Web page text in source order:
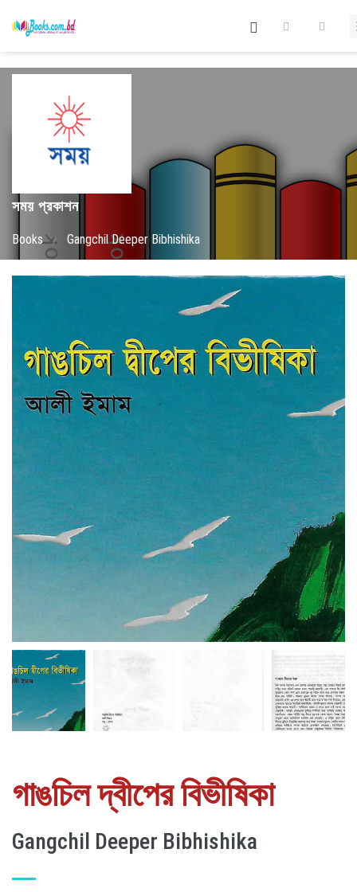
সময় প্রকাশন
Books / Gangchil Deeper Bibhishika
গাঙচিল দ্বীপের বিভীষিকা
Gangchil Deeper Bibhishika